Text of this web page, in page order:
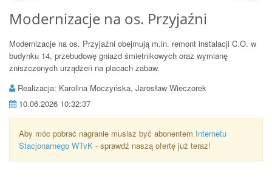
Modernizacje na os. Przyjaźni
Modernizacje na os. Przyjaźni obejmują m.in. remont instalacji C.O. w
budynku 14, przebudowę gniazd śmietnikowych oraz wymianę
zniszczonych urządzeń na placach zabaw.
Realizacja: Karolina Moczyńska, Jarosław Wieczorek
10.06.2026 10:32:37
Aby móc pobrać nagranie musisz być abonentem Internetu
Stacjonarnego WTvK - sprawdź naszą ofertę już teraz!